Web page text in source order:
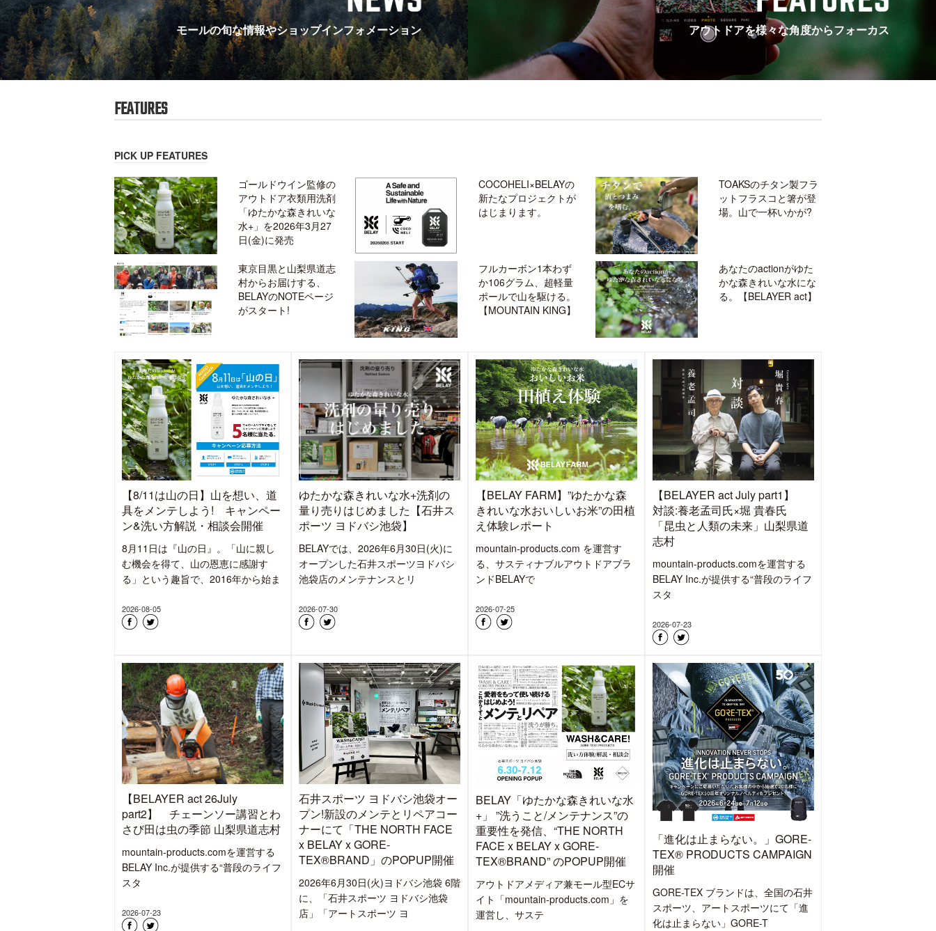
モールの旬な情報やショップインフォメーション アウトドアを様々な角度からフォーカス
FEATURES
PICK UP FEATURES
ゴールドウイン監修の
アウトドア衣類用洗剤
「ゆたかな森きれいな
水+」を2026年3月27
日(金)に発売
COCOHELI×BELAYの
新たなプロジェクトが
はじまります。
TOAKSのチタン製フラ
ットフラスコと箸が登
場。山で一杯いかが?
東京目黒と山梨県道志
村からお届けする、
BELAYのNOTEページ
がスタート!
フルカーボン1本わず
か106グラム、超軽量
ポールで山を駆ける。
【MOUNTAIN KING】
あなたのactionがゆた
かな森きれいな水にな
る。【BELAYER act】
【8/11は山の日】山を想い、道
具をメンテしよう! キャンペー
ン&洗い方解説・相談会開催
8月11日は『山の日』。「山に親し
む機会を得て、山の恩恵に感謝す
る」という趣旨で、2016年から始ま
2026-08-05
ゆたかな森きれいな水+洗剤の
量り売りはじめました【石井ス
ポーツ ヨドバシ池袋】
BELAYでは、2026年6月30日(火)に
オープンした石井スポーツヨドバシ
池袋店のメンテナンスとリ
2026-07-30
【BELAY FARM】”ゆたかな森
きれいな水おいしいお米”の田植
え体験レポート
mountain-products.com を運営す
る、サスティナブルアウトドアブラ
ンドBELAYで
2026-07-25
【BELAYER act July part1】
対談:養老孟司氏×堀 貴春氏
「昆虫と人類の未来」山梨県道
志村
mountain-products.comを運営する
BELAY Inc.が提供する“普段のライフ
スタ
2026-07-23
【BELAYER act 26July
part2】 チェーンソー講習とわ
さび田は虫の季節 山梨県道志村
mountain-products.comを運営する
BELAY Inc.が提供する“普段のライフ
スタ
2026-07-23
石井スポーツ ヨドバシ池袋オー
プン!新設のメンテとリペアコー
ナーにて「THE NORTH FACE
x BELAY x GORE-
TEX®BRAND」のPOPUP開催
2026年6月30日(火)ヨドバシ池袋 6階
に、「石井スポーツ ヨドバシ池袋
店」「アートスポーツ ヨ
BELAY「ゆたかな森きれいな水
+」 ”洗うこと/メンテナンス”の
重要性を発信、“THE NORTH
FACE x BELAY x GORE-
TEX®BRAND” のPOPUP開催
アウトドアメディア兼モール型ECサ
イト「mountain-products.com」を
運営し、サステ
「進化は止まらない。」GORE-
TEX® PRODUCTS CAMPAIGN
開催
GORE-TEX ブランドは、全国の石井
スポーツ、アートスポーツにて「進
化は止まらない」GORE-T